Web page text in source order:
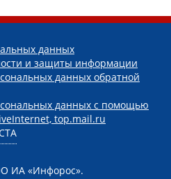
данных
и защиты информации
данных обратной
данных с помощью
top.mail.ru
ИА «Инфорос».